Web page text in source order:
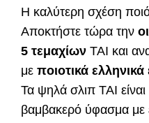
Η καλύτερη σχέση
Αποκτήστε τώρα την
5 τεμαχίων TAI και
με ποιοτικά
Τα ψηλά σλιπ TAI
βαμβακερό ύφασμα με